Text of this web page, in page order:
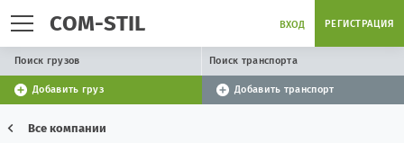
COM-STIL ВХОД РЕГИСТРАЦИЯ
Поиск грузов Поиск транспорта
Добавить груз Добавить транспорт
Все компании